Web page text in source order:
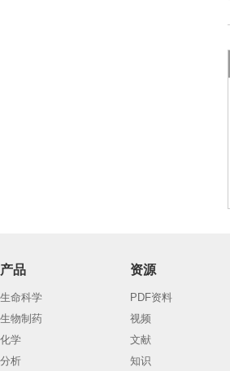
产品
生命科学
生物制药
化学
分析
资源
PDF资料
视频
文献
知识